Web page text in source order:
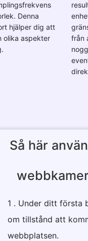
Denna
hjälper dig att
olika aspekter
från
Så här
1 . Under ditt första
om tillstånd att
webbplatsen.